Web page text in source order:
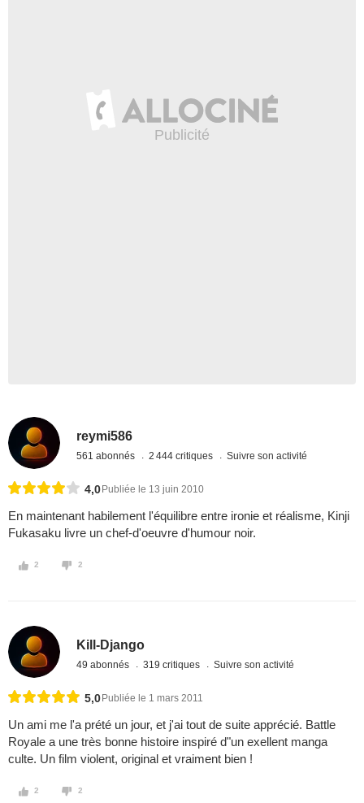
reymi586
561 abonnés 2 444 critiques Suivre son activité
4,0 Publiée le 13 juin 2010
En maintenant habilement l'équilibre entre ironie et réalisme, Kinji
Fukasaku livre un chef-d'oeuvre d'humour noir.
2 2
Kill-Django
49 abonnés 319 critiques Suivre son activité
5,0 Publiée le 1 mars 2011
Un ami me l'a prété un jour, et j'ai tout de suite apprécié. Battle
Royale a une très bonne histoire inspiré d"un exellent manga
culte. Un film violent, original et vraiment bien !
2 2